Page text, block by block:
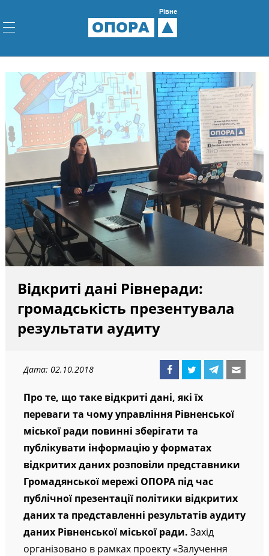
ОПОРА
Рівне
Відкриті дані Рівнеради:
громадськість презентувала
результати аудиту
Дата: 02.10.2018
Про те, що таке відкриті дані, які їх
переваги та чому управління Рівненської
міської ради повинні зберігати та
публікувати інформацію у форматах
відкритих даних розповіли представники
Громадянської мережі ОПОРА під час
публічної презентації політики відкритих
даних та представленні результатів аудиту
даних Рівненської міської ради. Захід
організовано в рамках проекту «Залучення